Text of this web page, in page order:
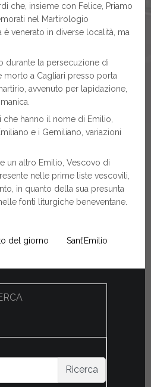
che, insieme con Felice, Priamo
nel Martirologio
è venerato in diverse località, ma
durante la persecuzione di
morto a Cagliari presso porta
avvenuto per lapidazione,
che hanno il nome di Emilio,
e i Gemiliano, variazioni
un altro Emilio, Vescovo di
nelle prime liste vescovili,
in quanto della sua presunta
fonti liturgiche beneventane.
del giorno Sant’Emilio
Ricerca